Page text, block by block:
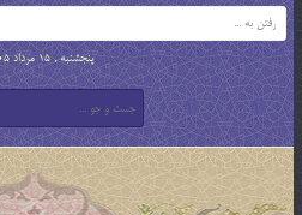
پنجشنبه , 15 مرداد 1405